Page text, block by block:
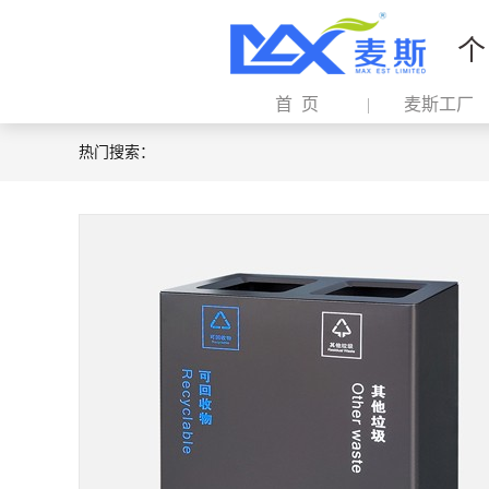
首 页 麦斯工厂
热门搜索：